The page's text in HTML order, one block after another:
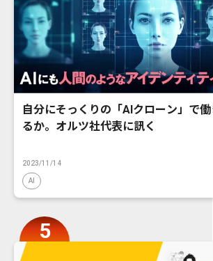
自分にそっくりの「AIクローン」で
るか。オルツ社代表に訊く
2023/11/14
AI